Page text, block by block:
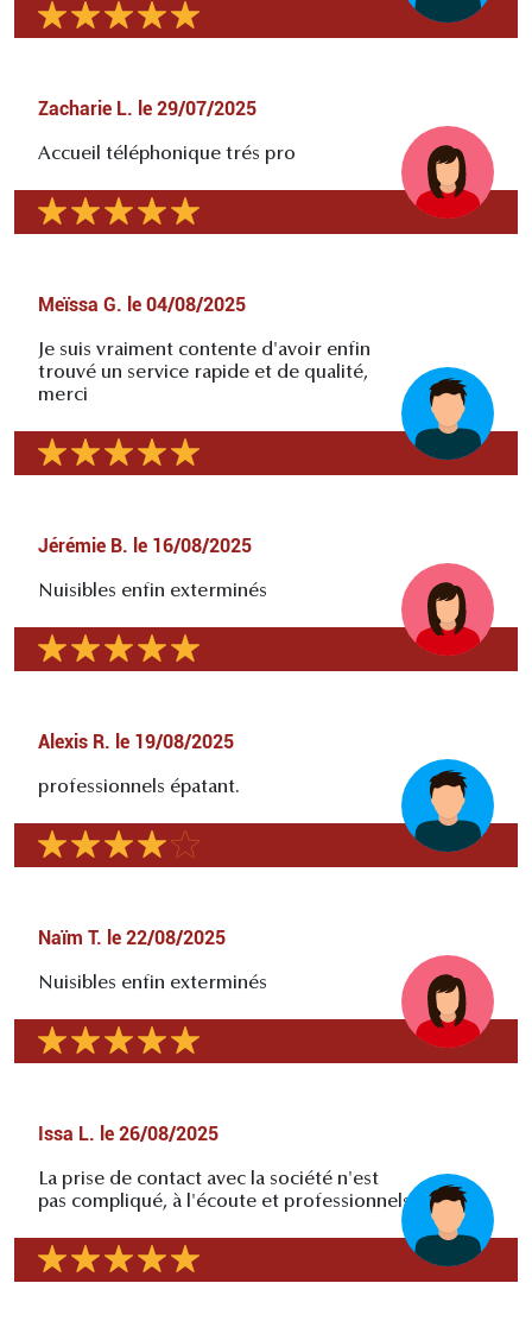
Zacharie L. le 29/07/2025
Accueil téléphonique trés pro
Meïssa G. le 04/08/2025
Je suis vraiment contente d'avoir enfin
trouvé un service rapide et de qualité,
merci
Jérémie B. le 16/08/2025
Nuisibles enfin exterminés
Alexis R. le 19/08/2025
professionnels épatant.
Naïm T. le 22/08/2025
Nuisibles enfin exterminés
Issa L. le 26/08/2025
La prise de contact avec la société n'est
pas compliqué, à l'écoute et professionnels